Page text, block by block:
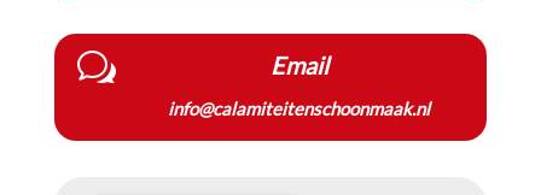
w Email
info@calamiteitenschoonmaak.nl